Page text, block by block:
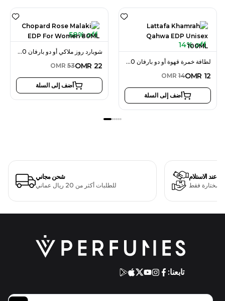
58% off
شوبارد روز ملاكي أو دو بارفان 80 مل للنساء
OMR 22
OMR 53
أضف إلى السلة
14% off
لطافة خمرة قهوة أو دو بارفان 100 مل للجنسين
OMR 12
OMR 14
أضف إلى السلة
شحن مجاني
للطلبات أكثر من 20 ريال عماني
عند الاستلام
مختارة فقط
تابعنا: